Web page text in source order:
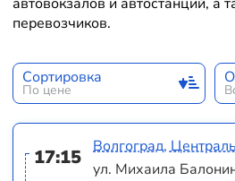
перевозчиков.
Сортировка
По цене
17:15
Волгоград,
ул. Михаила